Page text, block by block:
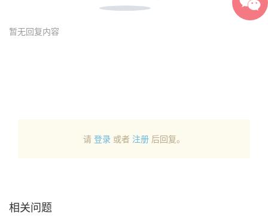
暂无回复内容
请 登录 或者 注册 后回复。
相关问题